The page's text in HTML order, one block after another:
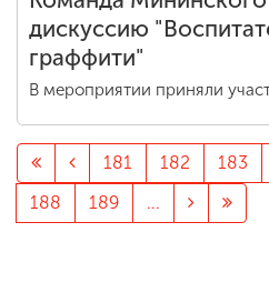
дискуссию
граффити"
В мероприятии приняли
181 182 183
188
189 ...